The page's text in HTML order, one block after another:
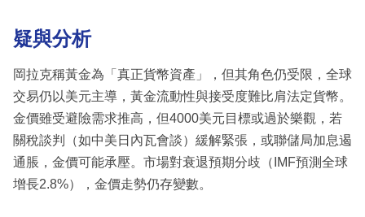
疑與分析
岡拉克稱黃金為「真正貨幣資產」，但其角色仍受限，全球
交易仍以美元主導，黃金流動性與接受度難比肩法定貨幣。
金價雖受避險需求推高，但4000美元目標或過於樂觀，若
關稅談判（如中美日內瓦會談）緩解緊張，或聯儲局加息遏
通脹，金價可能承壓。市場對衰退預期分歧（IMF預測全球
增長2.8%），金價走勢仍存變數。